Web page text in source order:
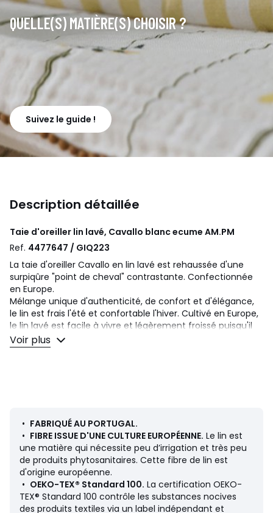
QUELLE(S) MATIÈRE(S) CHOISIR ?
Suivez le guide !
Description détaillée
Taie d'oreiller lin lavé, Cavallo blanc ecume AM.PM
Ref. 4477647 / GIQ223
La taie d'oreiller Cavallo en lin lavé est rehaussée d'une
surpiqûre "point de cheval" contrastante. Confectionnée
en Europe.
Mélange unique d'authenticité, de confort et d'élégance,
le lin est frais l'été et confortable l'hiver. Cultivé en Europe,
le lin lavé est facile à vivre et légèrement froissé puisqu'il
ne se repasse pas. Lavé pour plus de douceur et de
modernité, il s'assouplit et s'embellit lavage après lavage.
• Surpiqûre "point de cheval" contrastante
Entretien
Suivez nos conseils d'entretien pour conserver la qualité de
votre linge
• Température de lavage 40°
• Séchage en tambour faible
• Température de repassage moyenne
Voir plus
• FABRIQUÉ AU PORTUGAL.
• FIBRE ISSUE D'UNE CULTURE EUROPÉENNE. Le lin est
une matière qui nécessite peu d’irrigation et très peu
de produits phytosanitaires. Cette fibre de lin est
d'origine européenne.
• OEKO-TEX® Standard 100. La certification OEKO-
TEX® Standard 100 contrôle les substances nocives
des produits textiles via un label indépendant et